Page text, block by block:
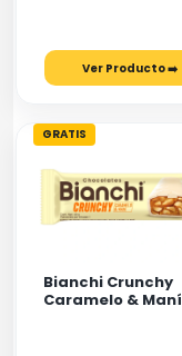
Ver Producto ➡️
GRATIS
Bianchi Crunchy
Caramelo & Maní